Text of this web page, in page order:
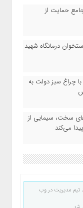
حمایت از
درمانگاه شهید
چراغ سبز دولت به
سخت، سیمایی از
می‌کند
تیم مدیریت در وب